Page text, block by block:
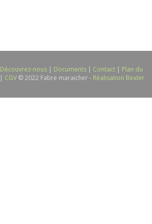
Découvrez-nous | Documents | Contact | Plan du
| CGV © 2022 Fabre maraicher - Réalisation Bexter